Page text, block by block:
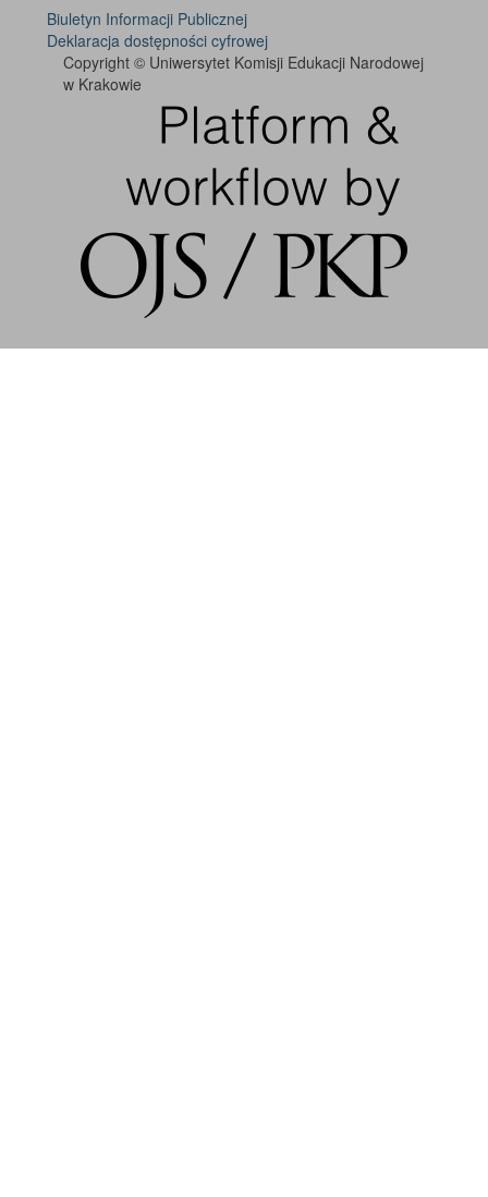
Biuletyn Informacji Publicznej
Deklaracja dostępności cyfrowej
Copyright © Uniwersytet Komisji Edukacji Narodowej
w Krakowie